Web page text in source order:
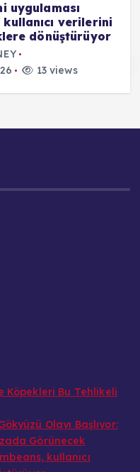
uygulaması
verilerini
dönüştürüyor
13 views
Köpekleri Bu Tehlikeli
Olayı Başlıyor:
Görünecek
kullanıcı